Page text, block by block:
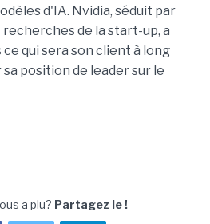
d'IA. Nvidia, séduit par
de la start-up, a
qui sera son client à long
position de leader sur le
a plu? Partagez le !